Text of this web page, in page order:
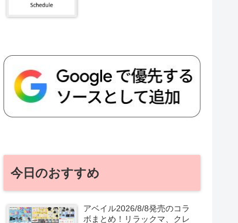
今日のおすすめ
アベイル2026/8/8発売のコラ
ボまとめ！リラックマ、クレ